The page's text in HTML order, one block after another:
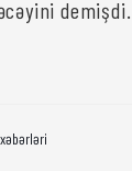
demişdi.